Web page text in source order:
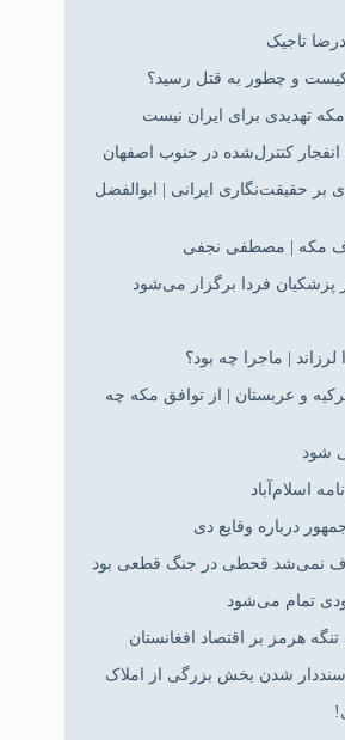
تاجیک
و چطور به قتل رسید؟
تهدیدی برای ایران نیست
کنترل‌شده در جنوب اصفهان
بر حقیقت‌نگاری ایرانی | ابوالفضل
مکه | مصطفی نجفی
فردا برگزار می‌شود
| ماجرا چه بود؟
و عربستان | از توافق مکه چه
شود
اسلام‌آباد
درباره وقایع دی
نمی‌شد قحطی در جنگ قطعی بود
تمام می‌شود
هرمز بر اقتصاد افغانستان
سنددار شدن بخش بزرگی از املاک